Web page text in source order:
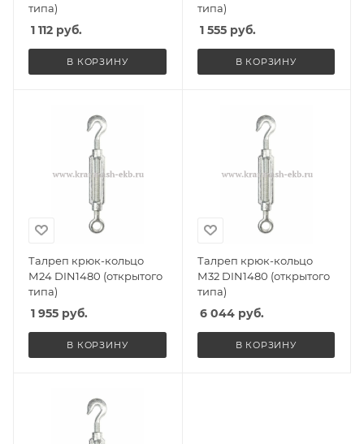
типа)
1 112 руб.
В КОРЗИНУ
типа)
1 555руб.
В КОРЗИНУ
Талреп крюк-кольцо
М24 DIN1480 (открытого
типа)
1 955 руб.
В КОРЗИНУ
Талреп крюк-кольцо
М32 DIN1480 (открытого
типа)
6 044руб.
В КОРЗИНУ